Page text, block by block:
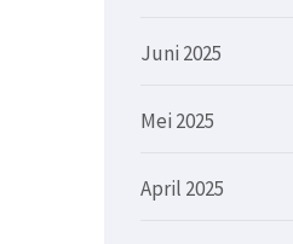
Juni 2025
Mei 2025
April 2025